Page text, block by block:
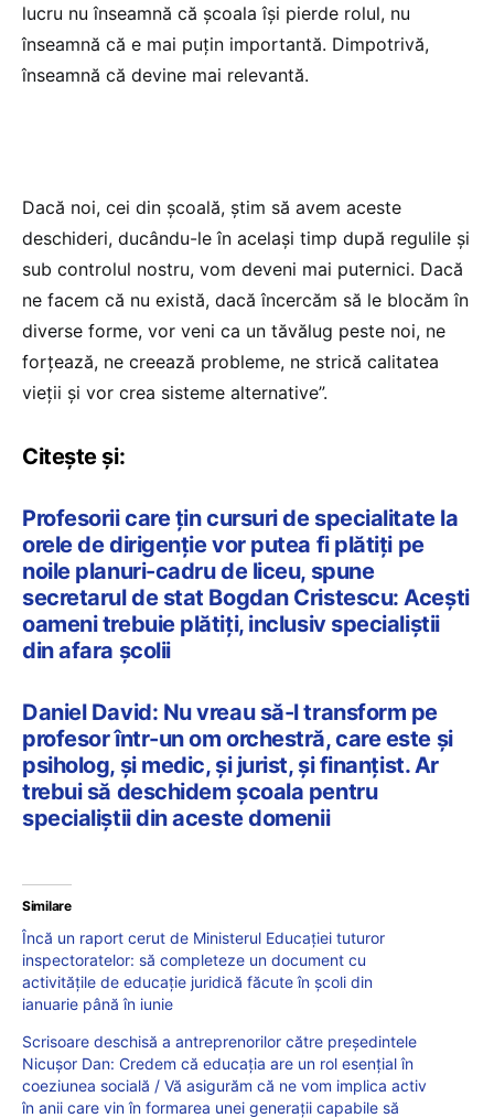
lucru nu înseamnă că școala își pierde rolul, nu
înseamnă că e mai puțin importantă. Dimpotrivă,
înseamnă că devine mai relevantă.
Dacă noi, cei din școală, știm să avem aceste
deschideri, ducându-le în același timp după regulile și
sub controlul nostru, vom deveni mai puternici. Dacă
ne facem că nu există, dacă încercăm să le blocăm în
diverse forme, vor veni ca un tăvălug peste noi, ne
forțează, ne creează probleme, ne strică calitatea
vieții și vor crea sisteme alternative”.
Citește și:
​​Profesorii care țin cursuri de specialitate la
orele de dirigenție vor putea fi plătiți pe
noile planuri-cadru de liceu, spune
secretarul de stat Bogdan Cristescu: Acești
oameni trebuie plătiți, inclusiv specialiștii
din afara școlii
Daniel David: Nu vreau să-l transform pe
profesor într-un om orchestră, care este și
psiholog, și medic, și jurist, și finanțist. Ar
trebui să deschidem școala pentru
specialiștii din aceste domenii
Similare
Încă un raport cerut de Ministerul Educației tuturor
inspectoratelor: să completeze un document cu
activitățile de educație juridică făcute în școli din
ianuarie până în iunie
Scrisoare deschisă a antreprenorilor către președintele
Nicușor Dan: Credem că educația are un rol esențial în
coeziunea socială / Vă asigurăm că ne vom implica activ
în anii care vin în formarea unei generații capabile să